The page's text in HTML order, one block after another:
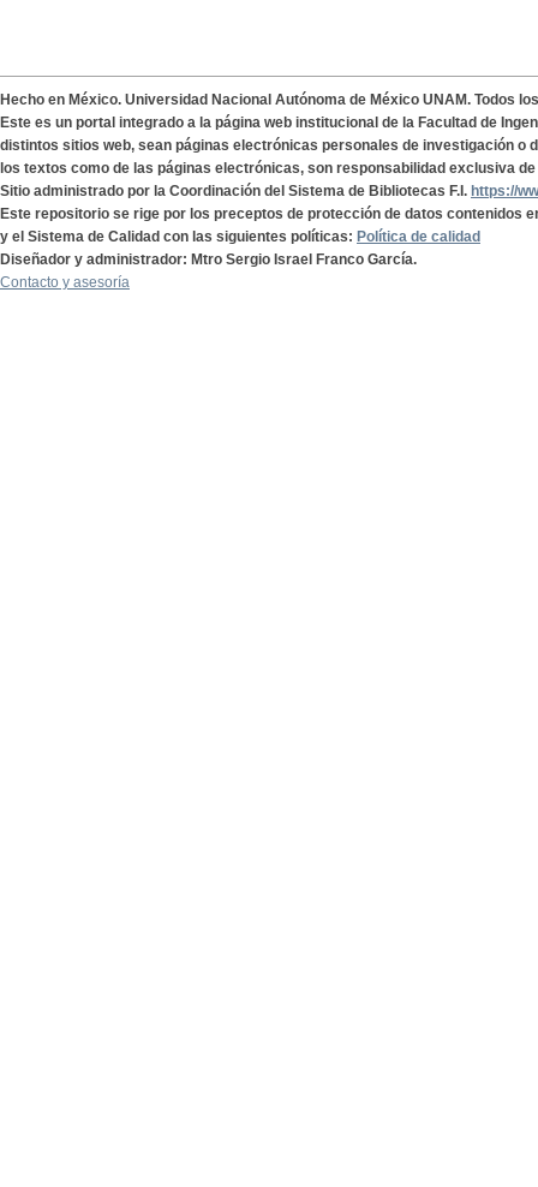
Hecho en México. Universidad Nacional Autónoma de México UNAM. Todos
Este es un portal integrado a la página web institucional de la Facultad de
distintos sitios web, sean páginas electrónicas personales de investigación o
los textos como de las páginas electrónicas, son responsabilidad exclusiva
Sitio administrado por la Coordinación del Sistema de Bibliotecas F.I. https://
Este repositorio se rige por los preceptos de protección de datos contenidos
y el Sistema de Calidad con las siguientes políticas: Política de calidad
Diseñador y administrador: Mtro Sergio Israel Franco García.
Contacto y asesoría